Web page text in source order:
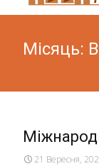
Місяць:
21 Вересня,